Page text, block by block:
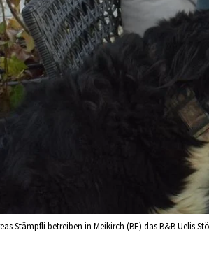
Stämpfli betreiben in Meikirch (BE) das B&B Uelis